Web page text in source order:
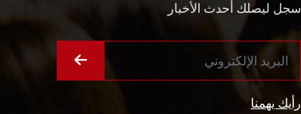
سجل ليصلك أحدث الأخبار
رأيك يهمنا